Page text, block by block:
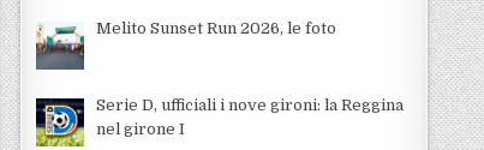
Melito Sunset Run 2026, le foto
Serie D, ufficiali i nove gironi: la Reggina
nel girone I